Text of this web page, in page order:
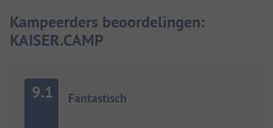
Kampeerders beoordelingen:
KAISER.CAMP
9.1 Fantastisch